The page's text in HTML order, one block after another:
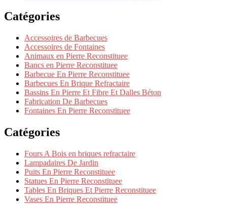
Catégories
Accessoires de Barbecues
Accessoires de Fontaines
Animaux en Pierre Reconstituee
Bancs en Pierre Reconstituee
Barbecue En Pierre Reconstituee
Barbecues En Brique Refractaire
Bassins En Pierre Et Fibre Et Dalles Béton
Fabrication De Barbecues
Fontaines En Pierre Reconstituee
Catégories
Fours A Bois en briques refractaire
Lampadaires De Jardin
Puits En Pierre Reconstituee
Statues En Pierre Reconstituee
Tables En Briques Et Pierre Reconstituee
Vases En Pierre Reconstituee